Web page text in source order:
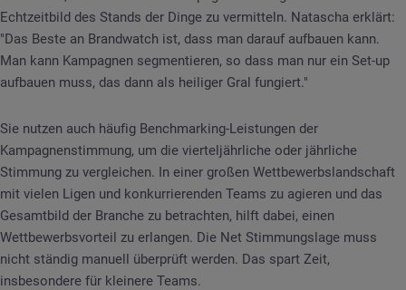
Echtzeitbild des Stands der Dinge zu vermitteln. Natascha erklärt:
"Das Beste an Brandwatch ist, dass man darauf aufbauen kann.
Man kann Kampagnen segmentieren, so dass man nur ein Set-up
aufbauen muss, das dann als heiliger Gral fungiert."
Sie nutzen auch häufig Benchmarking-Leistungen der
Kampagnenstimmung, um die vierteljährliche oder jährliche
Stimmung zu vergleichen. In einer großen Wettbewerbslandschaft
mit vielen Ligen und konkurrierenden Teams zu agieren und das
Gesamtbild der Branche zu betrachten, hilft dabei, einen
Wettbewerbsvorteil zu erlangen. Die Net Stimmungslage muss
nicht ständig manuell überprüft werden. Das spart Zeit,
insbesondere für kleinere Teams.